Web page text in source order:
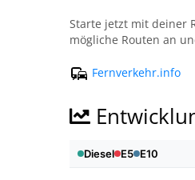
Starte jetzt mit deiner
mögliche Routen an
Fernverkehr.info